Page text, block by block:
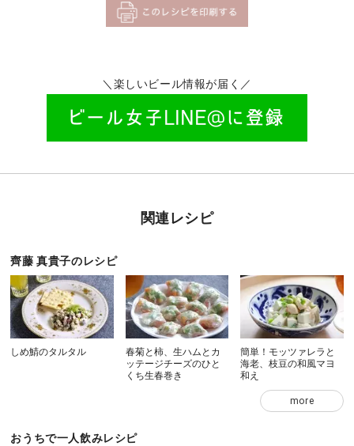
＼楽しいビール情報が届く／
関連レシピ
齊藤 真貴子のレシピ
しめ鯖のタルタル
春菊と柿、生ハムとカ
ッテージチーズのひと
くち生春巻き
簡単！モッツァレラと
海老、枝豆の和風マヨ
和え
more
おうちで一人飲みレシピ